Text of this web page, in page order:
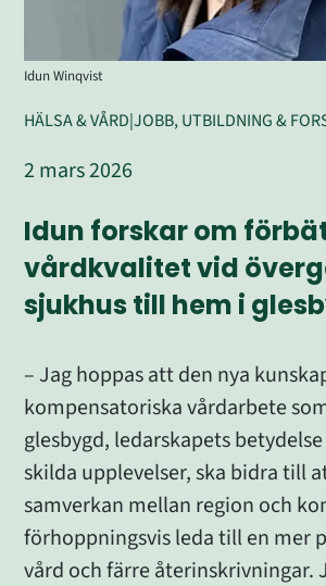
Idun forskar om
vårdkvalitet vid
sjukhus till hem i
2 mars 2026
HÄLSA & VÅRD|JOBB, UTBILDNING &
– Jag hoppas att den nya
kompensatoriska vårdarbete
glesbygd, ledarskapets
skilda upplevelser, ska bidra till
samverkan mellan region och
förhoppningsvis leda till en mer
Idun Winqvist